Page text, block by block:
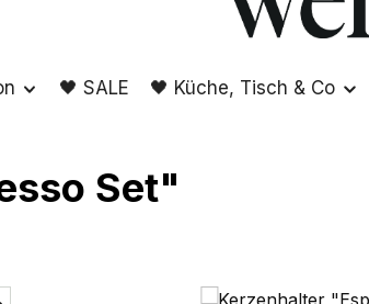
🖤 SALE 🖤 Küche, Tisch & Co
Set"